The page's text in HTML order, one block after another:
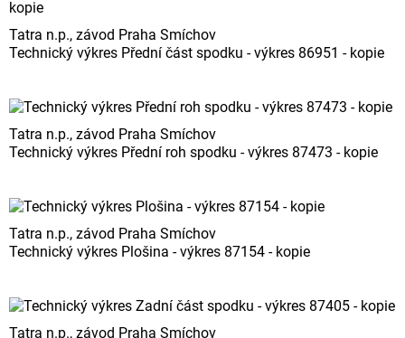
Tatra n.p., závod Praha Smíchov
Technický výkres Přední část spodku - výkres 86951 - kopie
Tatra n.p., závod Praha Smíchov
Technický výkres Přední roh spodku - výkres 87473 - kopie
Tatra n.p., závod Praha Smíchov
Technický výkres Plošina - výkres 87154 - kopie
Tatra n.p., závod Praha Smíchov